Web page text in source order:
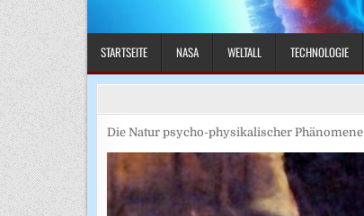
STARTSEITE NASA WELTALL TECHNOLOGIE
Die Natur psycho-physikalischer Phänomene